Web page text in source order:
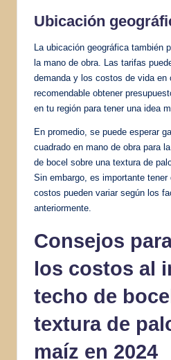
Ubicación
La ubicación geográfica también
la mano de obra. Las tarifas
demanda y los costos de vida en
recomendable obtener
en tu región para tener una idea
En promedio, se puede esperar
cuadrado en mano de obra para
de bocel sobre una textura de
Sin embargo, es importante
costos pueden variar según los
anteriormente.
Consejos
los costos al
techo de
textura de
maíz en 2024